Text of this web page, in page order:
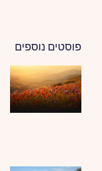
פוסטים נוספים